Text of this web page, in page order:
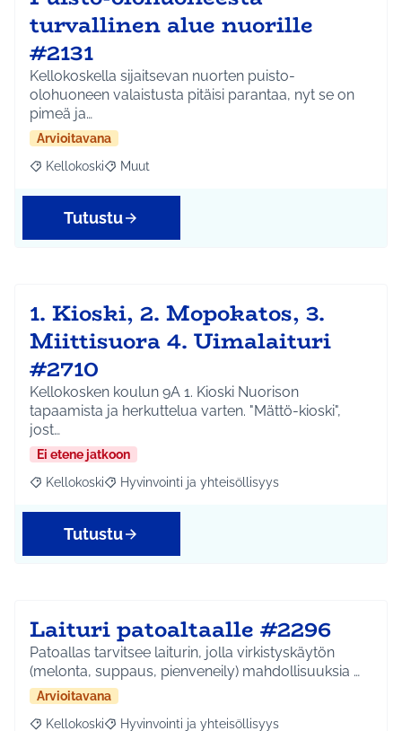
turvallinen alue nuorille
#2131
Kellokoskella sijaitsevan nuorten puisto-
olohuoneen valaistusta pitäisi parantaa, nyt se on
pimeä ja…
Arvioitavana
Rajaa tulokset aihepiirin mukaan: Kellokoski
Kellokoski Rajaa tulokset teeman mukaan: Muut
Muut
Tutustu
1. Kioski, 2. Mopokatos, 3.
Miittisuora 4. Uimalaituri
#2710
Kellokosken koulun 9A 1. Kioski Nuorison
tapaamista ja herkuttelua varten. "Mättö-kioski",
jost…
Ei etene jatkoon
Rajaa tulokset aihepiirin mukaan: Kellokoski
Kellokoski Rajaa tulokset teeman mukaan: Hyvinvointi ja
Hyvinvointi ja yhteisöllisyys
Tutustu
Laituri patoaltaalle #2296
Patoallas tarvitsee laiturin, jolla virkistyskäytön
(melonta, suppaus, pienveneily) mahdollisuuksia …
Arvioitavana
Kellokoski Hyvinvointi ja yhteisöllisyys